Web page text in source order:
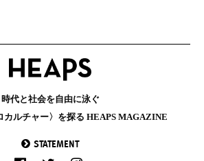
時代と社会を自由に泳ぐ
カルチャー〉を探る HEAPS MAGAZINE
STATEMENT